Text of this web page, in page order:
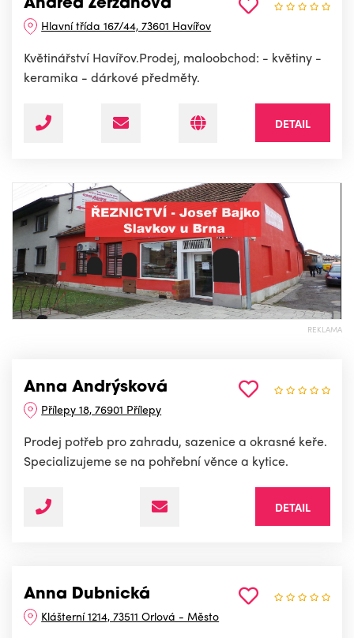
Andrea Zerzánová
Hlavní třída 167/44, 73601 Havířov
Květinářství Havířov.Prodej, maloobchod: - květiny -
keramika - dárkové předměty.
DETAIL
REKLAMA
Anna Andrýsková
Přílepy 18, 76901 Přílepy
Prodej potřeb pro zahradu, sazenice a okrasné keře.
Specializujeme se na pohřební věnce a kytice.
DETAIL
Anna Dubnická
Klášterní 1214, 73511 Orlová - Město